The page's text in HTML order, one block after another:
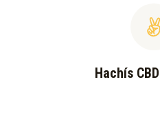
Hachís